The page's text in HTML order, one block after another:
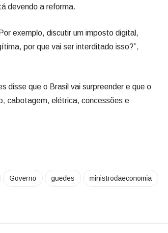
devendo a reforma.
exemplo, discutir um imposto digital,
por que vai ser interditado isso?”,
disse que o Brasil vai surpreender e que o
cabotagem, elétrica, concessões e
Governo guedes ministrodaeconomia